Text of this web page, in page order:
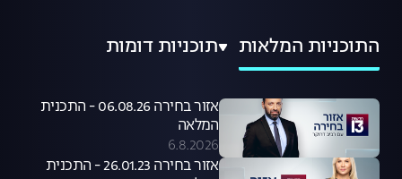
התוכניות המלאות תוכניות דומות
אזור בחירה 06.08.26 - התכנית
המלאה
6.8.2026
אזור בחירה 26.01.23 - התכנית